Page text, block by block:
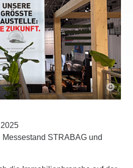
Messestand STRABAG und